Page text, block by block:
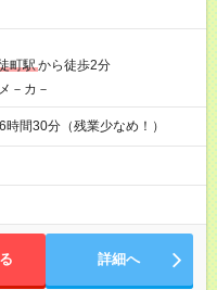
町駅から徒歩2分
－カ－
間30分（残業少なめ！）
詳細へ